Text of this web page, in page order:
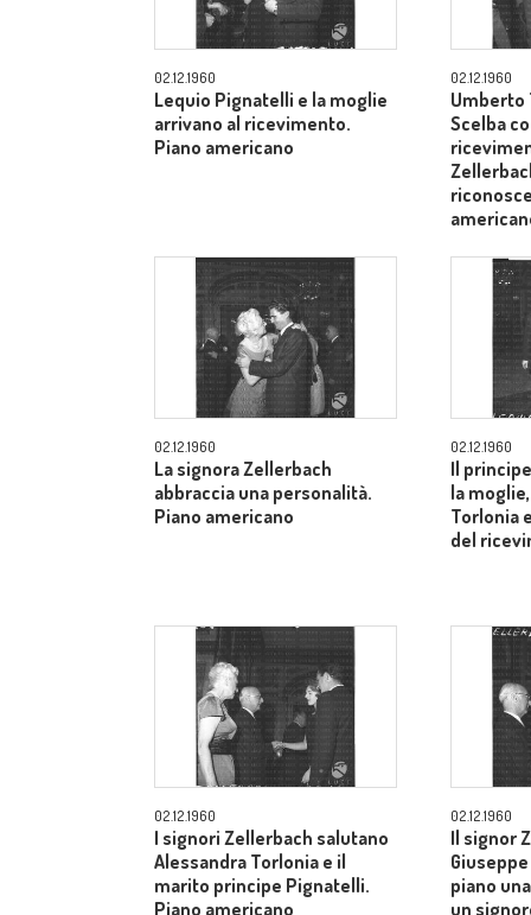
02.12.1960
Lequio Pignatelli e la moglie
arrivano al ricevimento.
Piano americano
02.12.1960
Umberto
Scelba
02.12.1960
La signora Zellerbach
abbraccia una personalità.
Piano americano
02.12.1960
Il
la
Torlonia
del
02.12.1960
I signori Zellerbach salutano
Alessandra Torlonia e il
marito principe Pignatelli.
Piano americano
02.12.1960
Il signor
piano
un